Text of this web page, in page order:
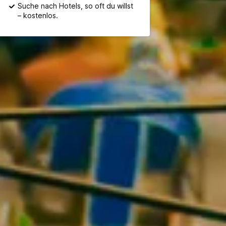
Suche nach Hotels, so oft du willst
– kostenlos.